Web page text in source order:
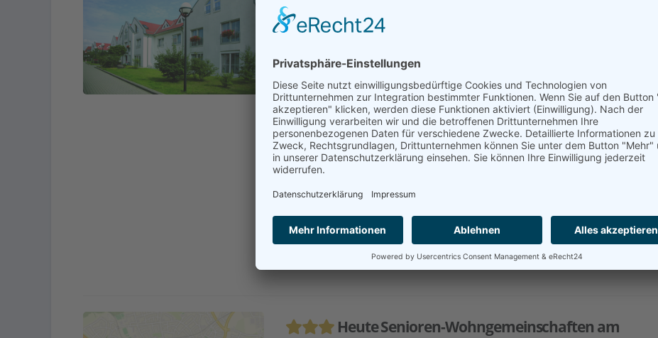
Osnabrück-Haste
Entfernung:38 km
Betreutes Wohnen Seniorenwohnungen/-wohnanlage separater Pflegebereich
Unsere Seniorenresidenz liegt in einem reinen Wohngebiet im Nordwesten
Osnabrücks. Hier ist es ruhig und idyllisch, aber nicht ländlich und gleichzeitig
zentral. Geschäfte des täglichen Bedarfs, Ärzte und Apotheken befinden sich in
Kontakt aufnehmen
Heute Senioren-Wohngemeinschaften am